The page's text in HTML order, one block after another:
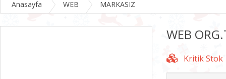
Anasayfa WEB MARKASIZ
WEB